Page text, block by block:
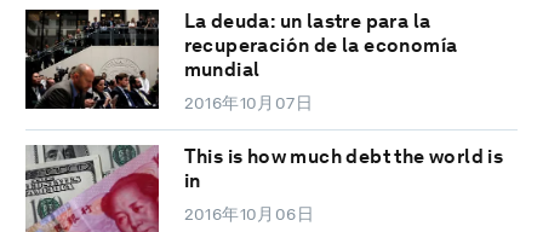
La deuda: un lastre para la
recuperación de la economía
mundial
2016年10月07日
This is how much debt the world is
in
2016年10月06日